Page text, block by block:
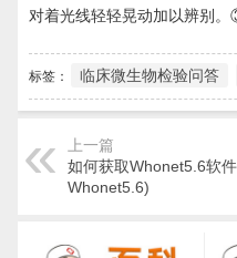
对着光线轻轻晃动加以辨别
标签： 临床微生物检验问答
上一篇
如何获取Whonet5.6软
Whonet5.6)